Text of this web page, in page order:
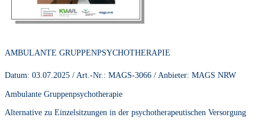
BROSCHÜRE:
AMBULANTE GRUPPENPSYCHOTHERAPIE
Datum: 03.07.2025 / Art.-Nr.: MAGS-3066 / Anbieter: MAGS NRW
Ambulante Gruppenpsychotherapie
Alternative zu Einzelsitzungen in der psychotherapeutischen Versorgung